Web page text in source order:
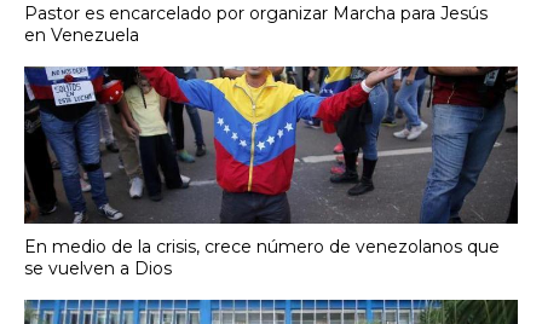
Pastor es encarcelado por organizar Marcha para Jesús
en Venezuela
En medio de la crisis, crece número de venezolanos que
se vuelven a Dios